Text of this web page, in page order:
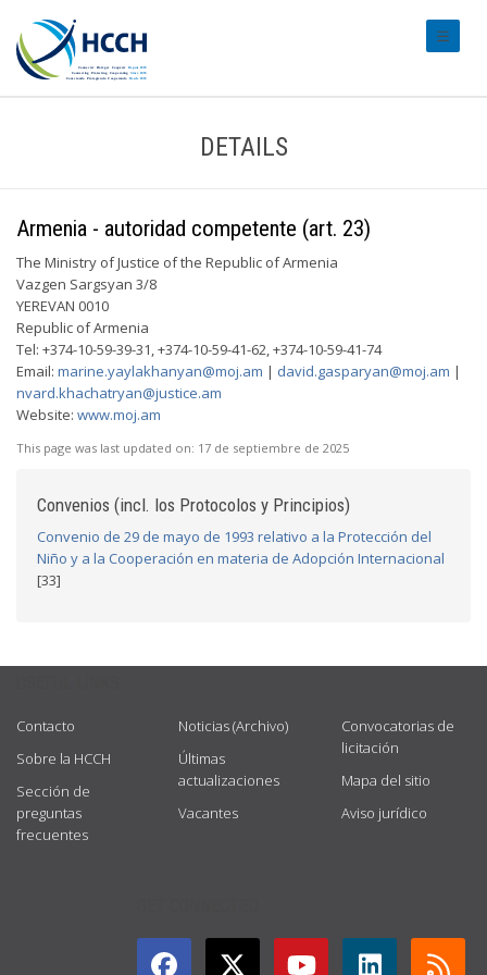
DETAILS
Armenia - autoridad competente (art. 23)
The Ministry of Justice of the Republic of Armenia
Vazgen Sargsyan 3/8
YEREVAN 0010
Republic of Armenia
Tel: +374-10-59-39-31, +374-10-59-41-62, +374-10-59-41-74
Email: marine.yaylakhanyan@moj.am | david.gasparyan@moj.am |
nvard.khachatryan@justice.am
Website: www.moj.am
This page was last updated on: 17 de septiembre de 2025
Convenios (incl. los Protocolos y Principios)
Convenio de 29 de mayo de 1993 relativo a la Protección del
Niño y a la Cooperación en materia de Adopción Internacional
[33]
Contacto
Sobre la HCCH
Sección de
preguntas
frecuentes
Noticias (Archivo)
Últimas
actualizaciones
Vacantes
Convocatorias de
licitación
Mapa del sitio
Aviso jurídico